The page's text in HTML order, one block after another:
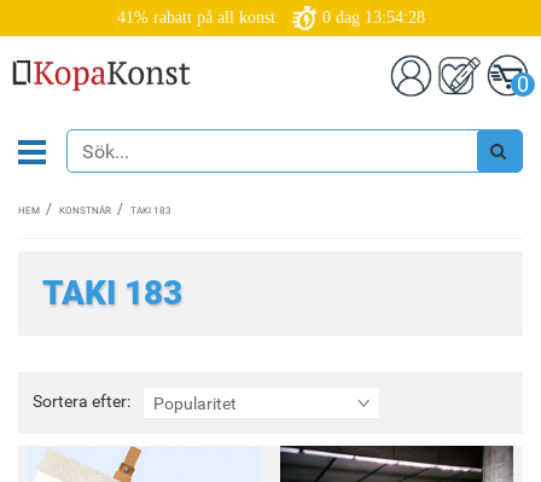
41% rabatt på all konst 0 dag 13:54:28
0
HEM KONSTNÄR TAKI 183
TAKI 183
Sortera efter: Popularitet
Sortera
efter: